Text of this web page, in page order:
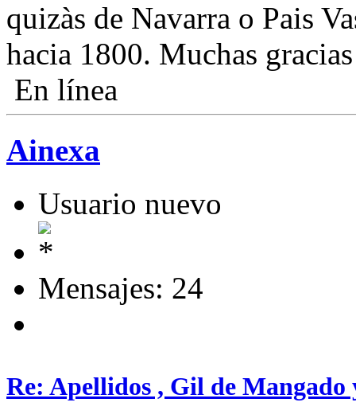
quizàs de Navarra o Pais
hacia 1800. Muchas
En línea
Ainexa
Usuario nuevo
Mensajes: 24
Re: Apellidos , Gil de Mangado